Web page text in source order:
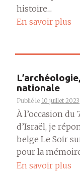
histoire....
En savoir plus
nationale
Publié le 10 juillet 2023
À l’occasion du
d’Israël, je
belge Le Soir
pour la
En savoir plus